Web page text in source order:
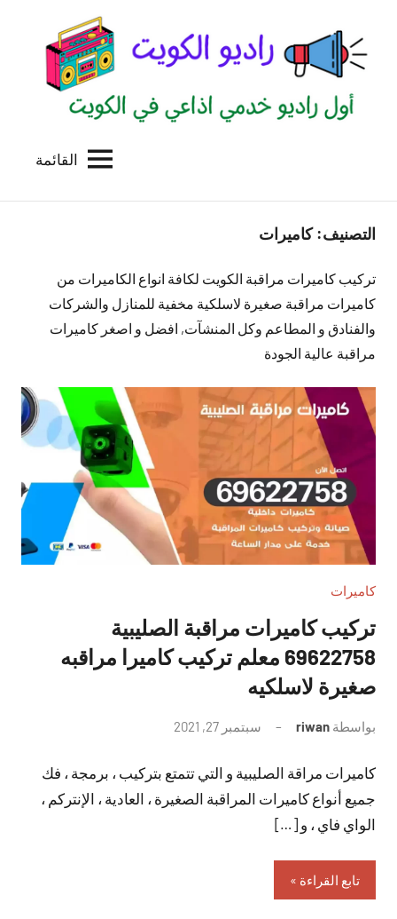
المحتوى
الكويت
للاعلانات
بالكويت
القائمة
التصنيف:كاميرات
تركيب كاميرات مراقبة الكويت لكافة انواع الكاميرات من
كاميرات مراقبة صغيرة لاسلكية مخفية للمنازل والشركات
والفنادق و المطاعم وكل المنشآت, افضل و اصغر كاميرات
مراقبة عالية الجودة
كاميرات
تركيب كاميرات مراقبة الصليبية
69622758 معلم تركيب كاميرا مراقبه
صغيرة لاسلكيه
بواسطة riwan سبتمبر 27, 2021
تعليقات
كاميرات مراقة الصليبية و التي تتمتع بتركيب ، برمجة ، فك
جميع أنواع كاميرات المراقبة الصغيرة ، العادية ، الإنتركم ،
الواي فاي ، و […]
تابع القراءة